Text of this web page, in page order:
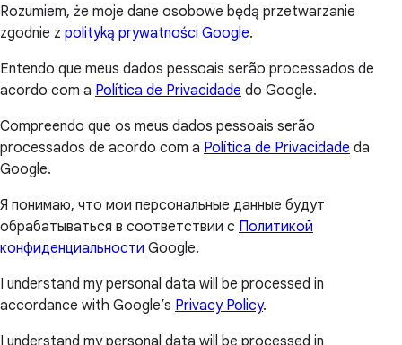
Rozumiem, że moje dane osobowe będą przetwarzanie
zgodnie z polityką prywatności Google.
Entendo que meus dados pessoais serão processados de
acordo com a Política de Privacidade do Google.
Compreendo que os meus dados pessoais serão
processados de acordo com a Política de Privacidade da
Google.
Я понимаю, что мои персональные данные будут
обрабатываться в соответствии с Политикой
конфиденциальности Google.
I understand my personal data will be processed in
accordance with Google’s Privacy Policy.
I understand my personal data will be processed in